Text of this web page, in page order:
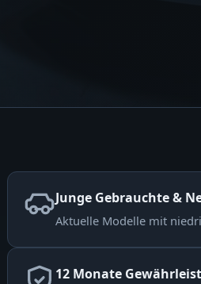
Junge Gebrauchte &
Aktuelle Modelle mit
12 Monate